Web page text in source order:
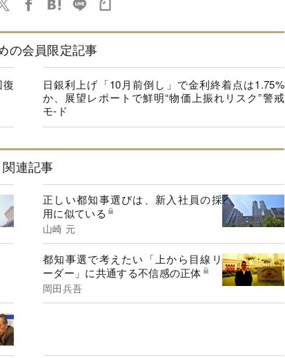
の会員限定記事
日銀利上げ「10月前倒し」で金利終着点は1.75%
か、展望レポートで鮮明“物価上振れリスク”警戒
モ-ド
関連記事
正しい都知事選びは、新入社員の採
用に似ている
山崎 元
都知事選で考えたい「上から目線リ
ーダー」に共通する不信感の正体
岡田兵吾